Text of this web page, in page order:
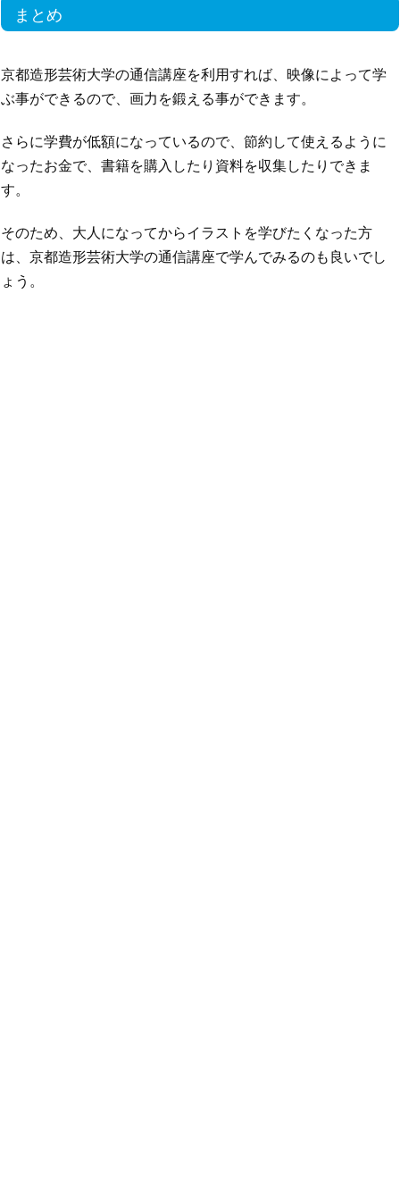
まとめ
京都造形芸術大学の通信講座を利用すれば、映像によって学
ぶ事ができるので、画力を鍛える事ができます。
さらに学費が低額になっているので、節約して使えるように
なったお金で、書籍を購入したり資料を収集したりできま
す。
そのため、大人になってからイラストを学びたくなった方
は、京都造形芸術大学の通信講座で学んでみるのも良いでし
ょう。